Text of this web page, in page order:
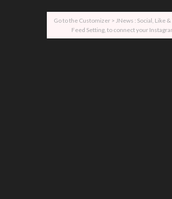
Go to the Customizer > JNews : Social, Like
Feed Setting, to connect your